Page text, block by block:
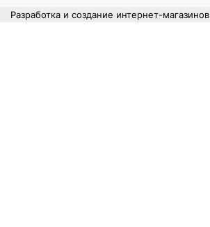
Разработка и создание интернет-магазинов